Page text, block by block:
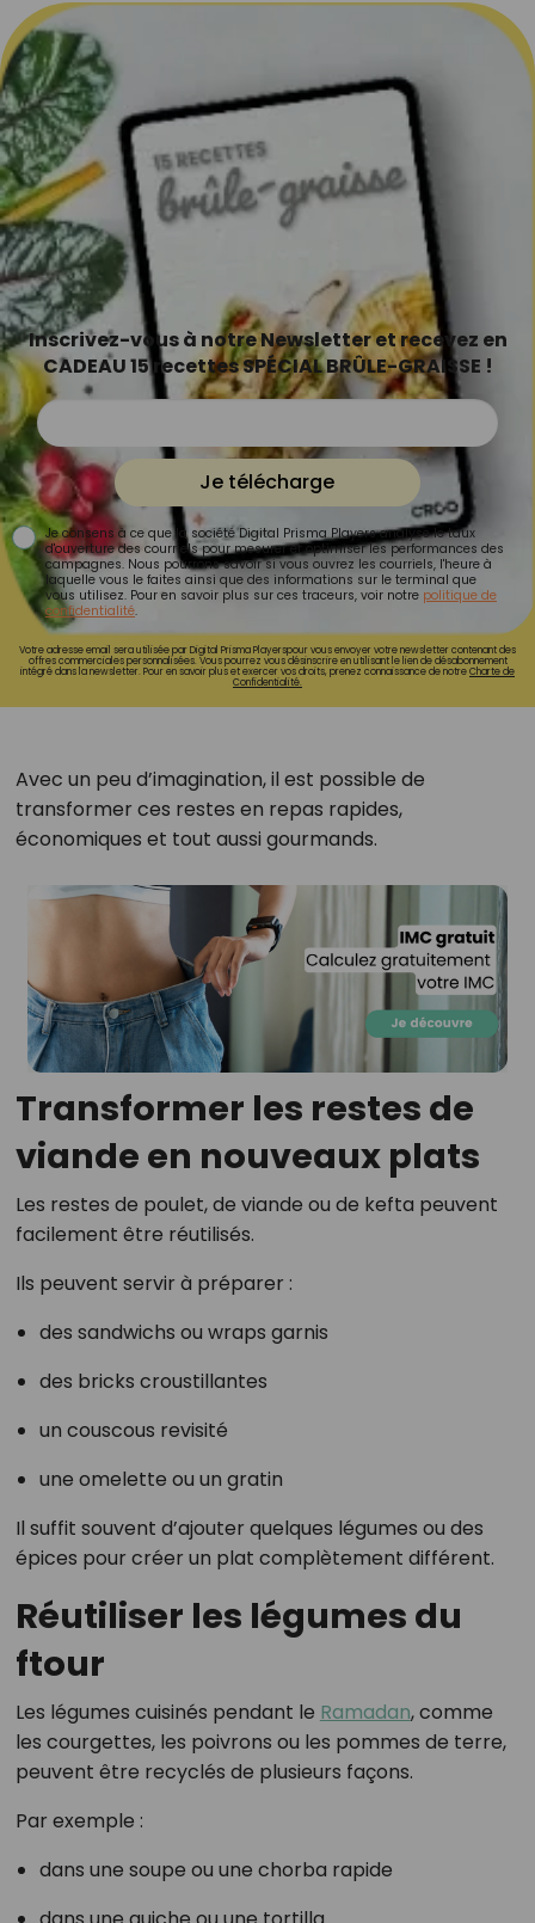
Inscrivez-vous à notre Newsletter et recevez en
CADEAU 15 recettes SPÉCIAL BRÛLE-GRAISSE !
Je télécharge
Je consens à ce que la société Digital Prisma Players analyse le taux
d'ouverture des courriels pour mesurer et optimiser les performances des
campagnes. Nous pourrons savoir si vous ouvrez les courriels, l'heure à
laquelle vous le faites ainsi que des informations sur le terminal que
vous utilisez. Pour en savoir plus sur ces traceurs, voir notre politique de
confidentialité.
Votre adresse email sera utilisée par Digital Prisma Playerspour vous envoyer votre newsletter contenant des
offres commerciales personnalisées. Vous pourrez vous désinscrire en utilisant le lien de désabonnement
intégré dans la newsletter. Pour en savoir plus et exercer vos droits, prenez connaissance de notreCharte de
Confidentialité.
Avec un peu d’imagination, il est possible de
transformer ces restes en repas rapides,
économiques et tout aussi gourmands.
Transformer les restes de
viande en nouveaux plats
Les restes de poulet, de viande ou de kefta peuvent
facilement être réutilisés.
Ils peuvent servir à préparer :
des sandwichs ou wraps garnis
des bricks croustillantes
un couscous revisité
une omelette ou un gratin
Il suffit souvent d’ajouter quelques légumes ou des
épices pour créer un plat complètement différent.
Réutiliser les légumes du
ftour
Les légumes cuisinés pendant le Ramadan, comme
les courgettes, les poivrons ou les pommes de terre,
peuvent être recyclés de plusieurs façons.
Par exemple :
dans une soupe ou une chorba rapide